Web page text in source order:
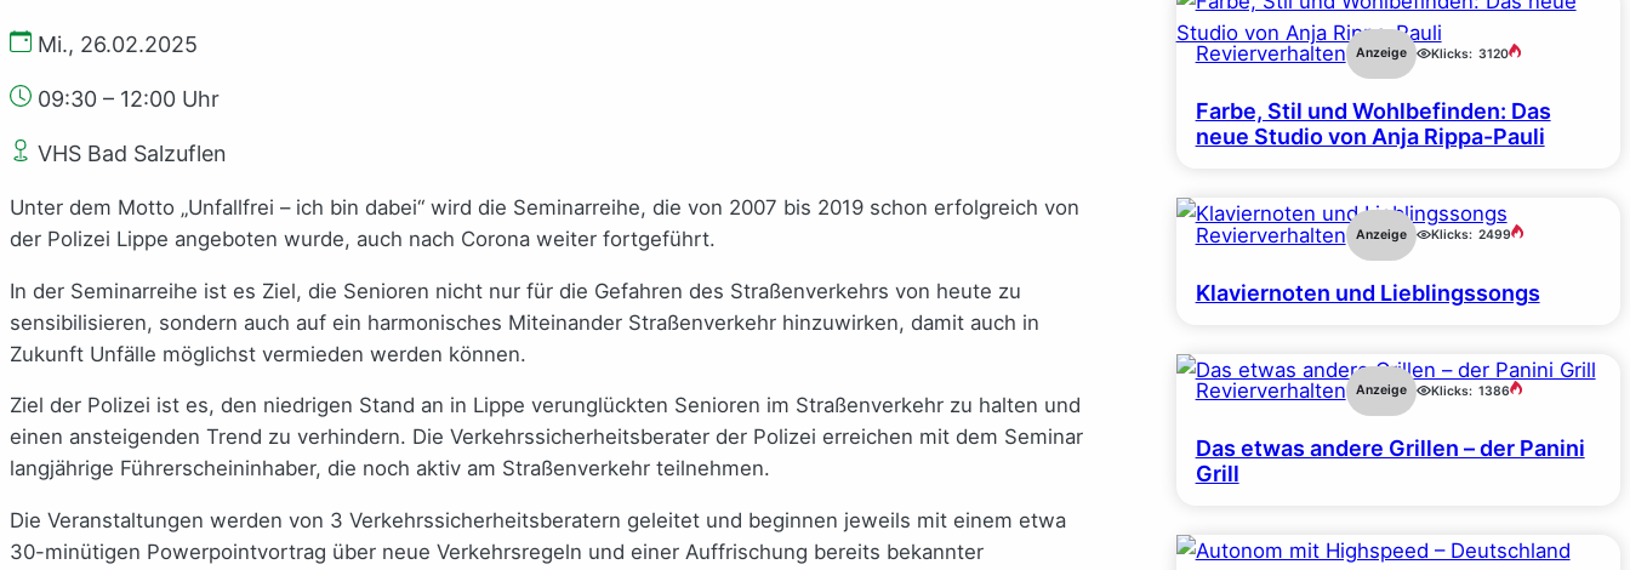
Mi., 26.02.2025
09:30 – 12:00 Uhr
VHS Bad Salzuflen
Unter dem Motto „Unfallfrei – ich bin dabei“ wird die Seminarreihe, die von 2007 bis 2019 schon erfolgreich von
der Polizei Lippe angeboten wurde, auch nach Corona weiter fortgeführt.
In der Seminarreihe ist es Ziel, die Senioren nicht nur für die Gefahren des Straßenverkehrs von heute zu
sensibilisieren, sondern auch auf ein harmonisches Miteinander Straßenverkehr hinzuwirken, damit auch in
Zukunft Unfälle möglichst vermieden werden können.
Ziel der Polizei ist es, den niedrigen Stand an in Lippe verunglückten Senioren im Straßenverkehr zu halten und
einen ansteigenden Trend zu verhindern. Die Verkehrssicherheitsberater der Polizei erreichen mit dem Seminar
langjährige Führerscheininhaber, die noch aktiv am Straßenverkehr teilnehmen.
Die Veranstaltungen werden von 3 Verkehrssicherheitsberatern geleitet und beginnen jeweils mit einem etwa
30-minütigen Powerpointvortrag über neue Verkehrsregeln und einer Auffrischung bereits bekannter
Revierverhalten Anzeige Klicks: 3120
Farbe, Stil und Wohlbefinden: Das
neue Studio von Anja Rippa-Pauli
Revierverhalten Anzeige Klicks: 2499
Klaviernoten und Lieblingssongs
Revierverhalten Anzeige Klicks: 1386
Das etwas andere Grillen – der Panini
Grill